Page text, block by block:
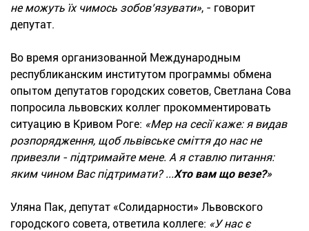
не можуть їх чимось зобов’язувати», - говорит
депутат.
Во время организованной Международным
республиканским институтом программы обмена
опытом депутатов городских советов, Светлана Сова
попросила львовских коллег прокомментировать
ситуацию в Кривом Роге: «Мер на сесії каже: я видав
розпорядження, щоб львівське сміття до нас не
привезли - підтримайте мене. А я ставлю питання:
яким чином Вас підтримати? ...Хто вам що везе?»
Уляна Пак, депутат «Солидарности» Львовского
городского совета, ответила коллеге: «У нас є